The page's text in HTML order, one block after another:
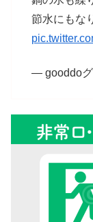
節水にもな
— gooddoグ